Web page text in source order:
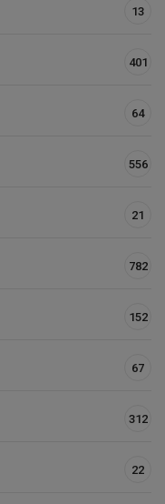
13
401
64
556
21
782
152
67
312
22